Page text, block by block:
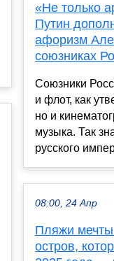
«Не только
Путин
афоризм
союзниках
Союзники
и флот, как
но и
музыка. Так
русского
08:00, 24 Апр
Пляжи
остров,